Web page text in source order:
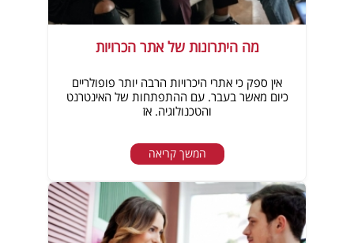
מה היתרונות של אתר הכרויות
אין ספק כי אתרי היכרויות הרבה יותר פופולריים
כיום מאשר בעבר. עם ההתפתחות של האינטרנט
והטכנולוגיה. אז
המשך קריאה